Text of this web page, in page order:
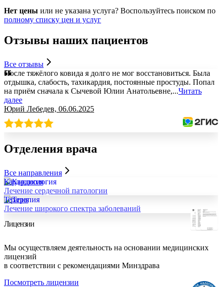
Нет цены или не указана услуга? Воспользуйтесь поиском по
полному списку цен и услуг
Отзывы наших пациентов
Все отзывы
После тяжёлого ковида я долго не мог восстановиться. Была
отдышка, слабость, тахикардия, постоянные простуды. Попал
на приём сначала к Сычевой Юлии Анатольевне,...Читать
далее
Юрий Лебедев, 06.06.2025
Отделения врача
Все направления
Кардиология
Лечение сердечной патологии
Терапия
Лечение широкого спектра заболеваний
Лицензии
Мы осуществляем деятельность на основании медицинских
лицензий
в соответствии с рекомендациями Минздрава
Посмотреть лицензии